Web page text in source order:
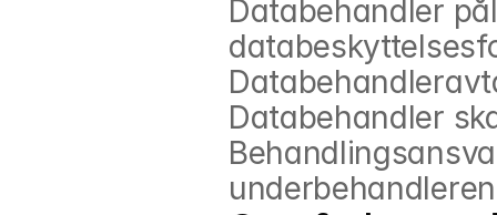
Databehandler
Databehandler